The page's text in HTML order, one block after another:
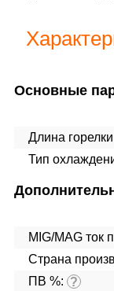
Основные
Длина
Тип
MIG/MAG ток
Страна
ПВ %: ?